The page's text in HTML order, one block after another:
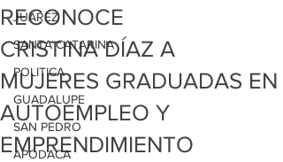
JUAREZ
SANTA CATARINA
POLITICA
GUADALUPE
SAN PEDRO
APODACA
RECONOCE
CRISTINA DÍAZ A
MUJERES GRADUADAS EN
AUTOEMPLEO Y
EMPRENDIMIENTO